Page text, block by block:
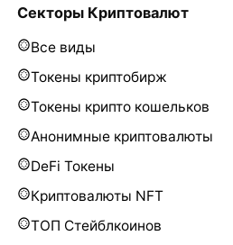
Секторы Криптовалют
Все виды
Токены криптобирж
Токены крипто кошельков
Анонимные криптовалюты
DeFi Токены
Криптовалюты NFT
ТОП Стейблкоинов